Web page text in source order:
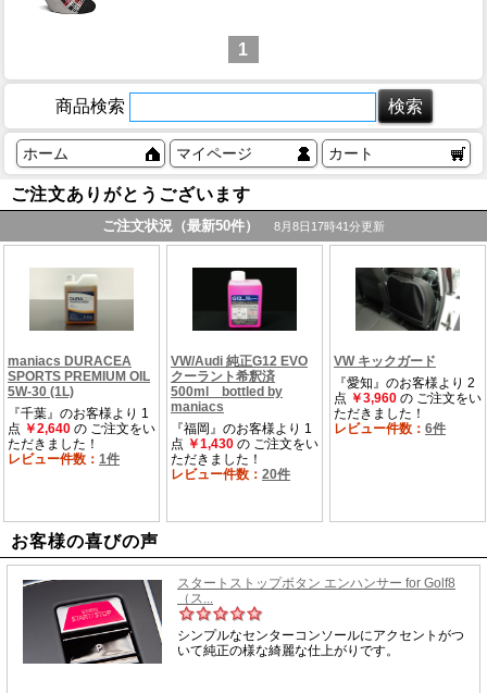
1
商品検索
ホーム マイページ カート
ご注文ありがとうございます
お客様の喜びの声